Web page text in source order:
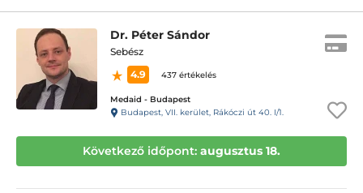
Dr. Péter Sándor
Sebész
4.9
437 értékelés
Medaid - Budapest
Budapest, VII. kerület, Rákóczi út 40. I/1.
Következő időpont: augusztus 18.